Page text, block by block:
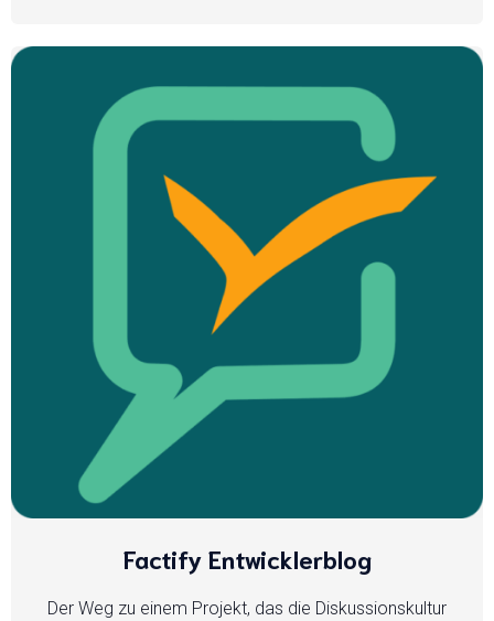
Factify Entwicklerblog
Der Weg zu einem Projekt, das die Diskussionskultur